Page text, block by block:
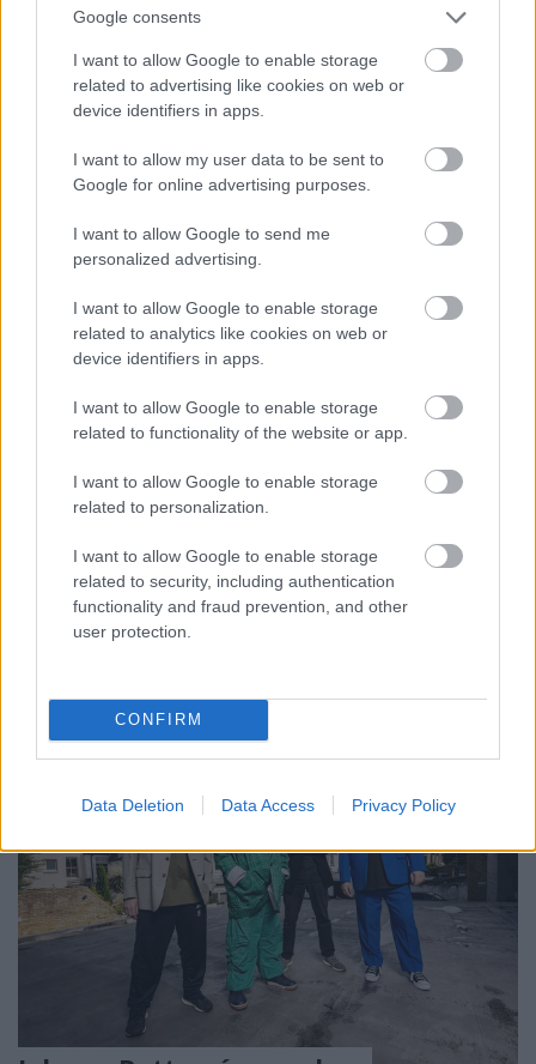
Google consents
I want to allow Google to enable storage
related to advertising like cookies on web or
device identifiers in apps.
I want to allow my user data to be sent to
Google for online advertising purposes.
I want to allow Google to send me
personalized advertising.
I want to allow Google to enable storage
related to analytics like cookies on web or
device identifiers in apps.
I want to allow Google to enable storage
related to functionality of the website or app.
I want to allow Google to enable storage
related to personalization.
I want to allow Google to enable storage
related to security, including authentication
functionality and fraud prevention, and other
user protection.
CONFIRM
Data Deletion Data Access Privacy Policy
Nergal egy barlangban idézi meg a
múltat
2025. november 29.
2026-ban a Sventevith (Storming Near the Baltic),
lengyel extrém metalos BEHEMOTH kultikus első
albuma újraéled néhány exkluzív európai ...